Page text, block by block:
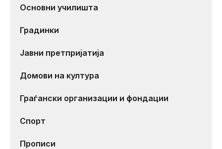
Основни училишта
Градинки
Јавни претпријатија
Домови на култура
Граѓански организации и фондации
Спорт
Прописи